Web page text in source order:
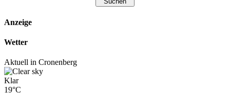
Anzeige
Wetter
Aktuell in Cronenberg
Klar
19°C